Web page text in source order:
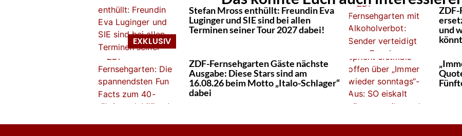
Stefan Mross enthüllt: Freundin Eva
Luginger und SIE sind bei allen
Terminen seiner Tour 2027 dabei!
ZDF-
und
könnt
ZDF-Fernsehgarten Gäste nächste
Ausgabe: Diese Stars sind am
16.08.26 beim Motto „Italo-Schlager“
dabei